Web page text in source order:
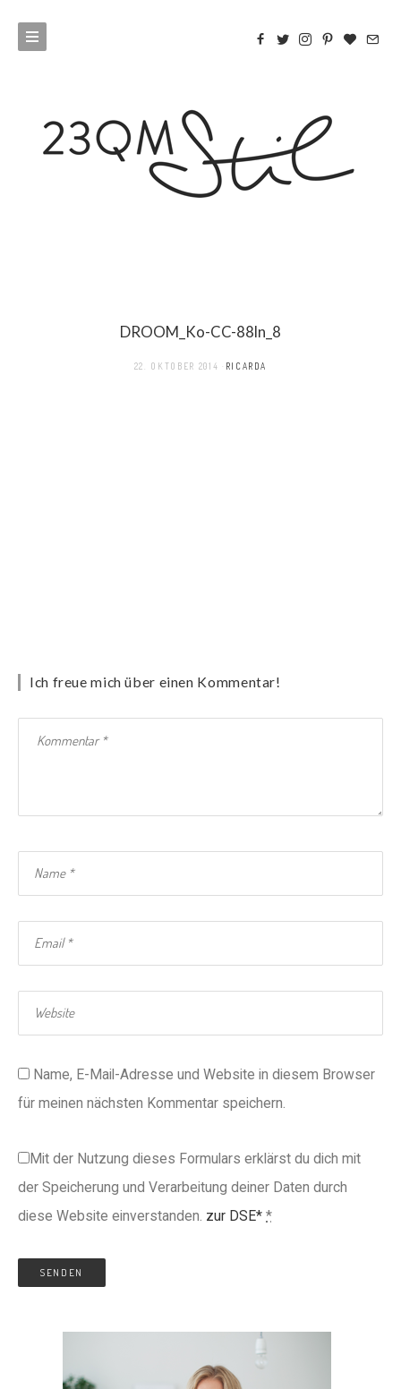
DROOM_Ko-CC-88ln_8
22. OKTOBER 2014 RICARDA
Ich freue mich über einen Kommentar!
Name, E-Mail-Adresse und Website in diesem Browser
für meinen nächsten Kommentar speichern.
Mit der Nutzung dieses Formulars erklärst du dich mit
der Speicherung und Verarbeitung deiner Daten durch
diese Website einverstanden. zur DSE* *